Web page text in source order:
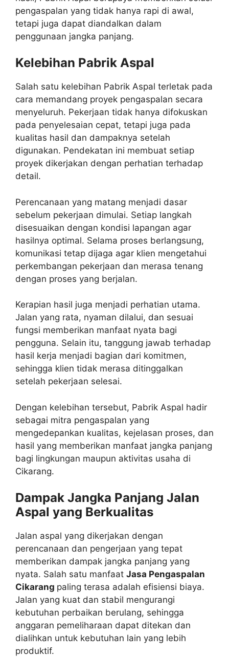
pengaspalan yang tidak hanya rapi di awal,
tetapi juga dapat diandalkan dalam
penggunaan jangka panjang.
Kelebihan Pabrik Aspal
Salah satu kelebihan Pabrik Aspal terletak pada
cara memandang proyek pengaspalan secara
menyeluruh. Pekerjaan tidak hanya difokuskan
pada penyelesaian cepat, tetapi juga pada
kualitas hasil dan dampaknya setelah
digunakan. Pendekatan ini membuat setiap
proyek dikerjakan dengan perhatian terhadap
detail.
Perencanaan yang matang menjadi dasar
sebelum pekerjaan dimulai. Setiap langkah
disesuaikan dengan kondisi lapangan agar
hasilnya optimal. Selama proses berlangsung,
komunikasi tetap dijaga agar klien mengetahui
perkembangan pekerjaan dan merasa tenang
dengan proses yang berjalan.
Kerapian hasil juga menjadi perhatian utama.
Jalan yang rata, nyaman dilalui, dan sesuai
fungsi memberikan manfaat nyata bagi
pengguna. Selain itu, tanggung jawab terhadap
hasil kerja menjadi bagian dari komitmen,
sehingga klien tidak merasa ditinggalkan
setelah pekerjaan selesai.
Dengan kelebihan tersebut, Pabrik Aspal hadir
sebagai mitra pengaspalan yang
mengedepankan kualitas, kejelasan proses, dan
hasil yang memberikan manfaat jangka panjang
bagi lingkungan maupun aktivitas usaha di
Cikarang.
Dampak Jangka Panjang Jalan
Aspal yang Berkualitas
Jalan aspal yang dikerjakan dengan
perencanaan dan pengerjaan yang tepat
memberikan dampak jangka panjang yang
nyata. Salah satu manfaat Jasa Pengaspalan
Cikarang paling terasa adalah efisiensi biaya.
Jalan yang kuat dan stabil mengurangi
kebutuhan perbaikan berulang, sehingga
anggaran pemeliharaan dapat ditekan dan
dialihkan untuk kebutuhan lain yang lebih
produktif.